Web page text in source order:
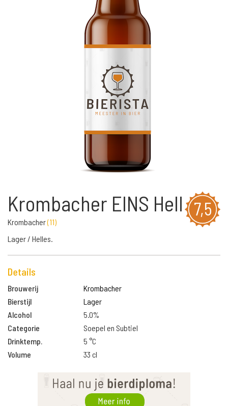
7,5
Krombacher EINS Hell
Krombacher(11)
Lager / Helles.
Details
Brouwerij
Krombacher
Bierstijl
Lager
Alcohol
5.0%
Categorie
Soepel en Subtiel
Drinktemp.
5 °C
Volume
33 cl